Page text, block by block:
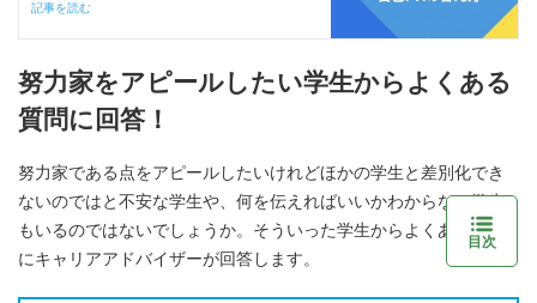
記事を読む
努力家をアピールしたい学生からよくある
質問に回答！
努力家である点をアピールしたいけれどほかの学生と差別化でき
ないのではと不安な学生や、何を伝えればいいかわからない学生
もいるのではないでしょうか。そういった学生からよくある質問
にキャリアアドバイザーが回答します。
目次